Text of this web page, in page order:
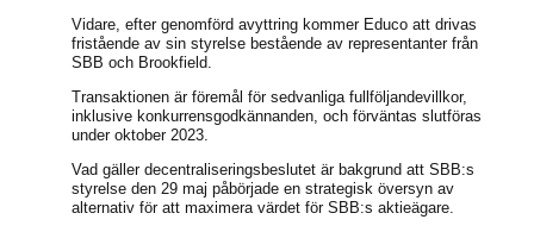
Vidare, efter genomförd avyttring kommer Educo att drivas
fristående av sin styrelse bestående av representanter från
SBB och Brookfield.
Transaktionen är föremål för sedvanliga fullföljandevillkor,
inklusive konkurrensgodkännanden, och förväntas slutföras
under oktober 2023.
Vad gäller decentraliseringsbeslutet är bakgrund att SBB:s
styrelse den 29 maj påbörjade en strategisk översyn av
alternativ för att maximera värdet för SBB:s aktieägare.